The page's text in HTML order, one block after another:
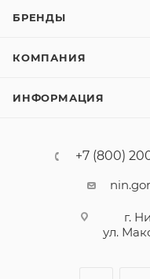
БРЕНДЫ
КОМПАНИЯ
ИНФОРМАЦИЯ
+7 (800)
г.
ул.